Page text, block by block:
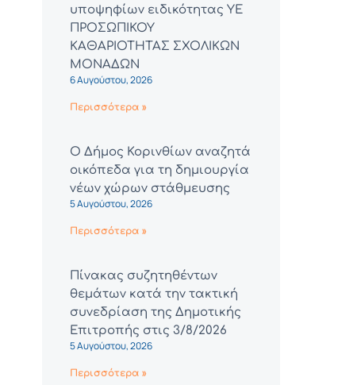
υποψηφίων ειδικότητας ΥΕ
ΠΡΟΣΩΠΙΚΟΥ
ΚΑΘΑΡΙΟΤΗΤΑΣ ΣΧΟΛΙΚΩΝ
ΜΟΝΑΔΩΝ
6 Αυγούστου, 2026
Περισσότερα »
Ο Δήμος Κορινθίων αναζητά
οικόπεδα για τη δημιουργία
νέων χώρων στάθμευσης
5 Αυγούστου, 2026
Περισσότερα »
Πίνακας συζητηθέντων
θεμάτων κατά την τακτική
συνεδρίαση της Δημοτικής
Επιτροπής στις 3/8/2026
5 Αυγούστου, 2026
Περισσότερα »